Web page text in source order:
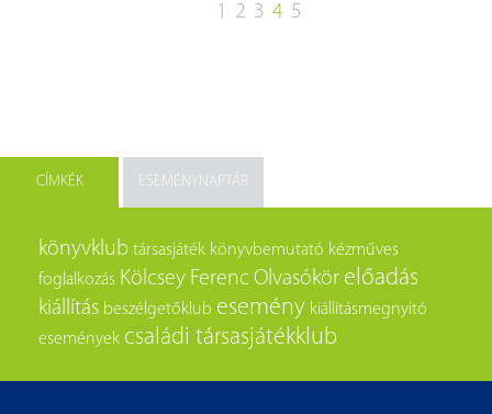
1 2 3 4 5
CÍMKÉK ESEMÉNYNAPTÁR
könyvklub társasjáték könyvbemutató kézműves
foglalkozás Kölcsey Ferenc Olvasókör előadás
kiállítás beszélgetőklub esemény kiállításmegnyitó
események családi társasjátékklub